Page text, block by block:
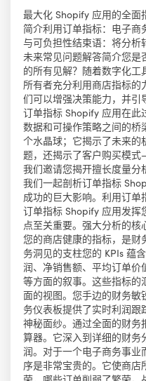
最大化 Shopify 应用的全面
简介利用订单指标：电子
与可负担性结束语：将分析
未来常见问题解答简介您
的所有见解？随着数字化
所有者充分利用商店指标
们可以增强决策能力，并引
订单指标 Shopify 应用在
数据和可操作策略之间的桥
个水晶球；它揭示了未来的
题，还揭示了客户购买模式
我们邀请您揭开擅长度量
我们一起剖析订单指标
成功的巨大影响。利用订
订单指标 Shopify 应用发挥
点至关重要。强大分析的核
您的商店健康的指标，是财
务洞见的支柱您的 KPIs 蕴
润、净销售额、平均订单价
等方面的叙事。这些指标的
面的视图。您手边的财务
务仪表板提供了实时利润跟
神秘面纱。通过全面的财务
算器。它深入到详细的财务
润。对于一个电子商务事业
序是非常宝贵的。它使商